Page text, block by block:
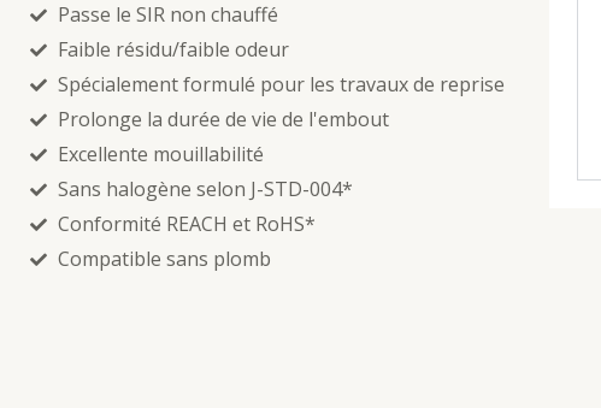
Passe le SIR non chauffé
Faible résidu/faible odeur
Spécialement formulé pour les travaux de reprise
Prolonge la durée de vie de l'embout
Excellente mouillabilité
Sans halogène selon J-STD-004*
Conformité REACH et RoHS*
Compatible sans plomb